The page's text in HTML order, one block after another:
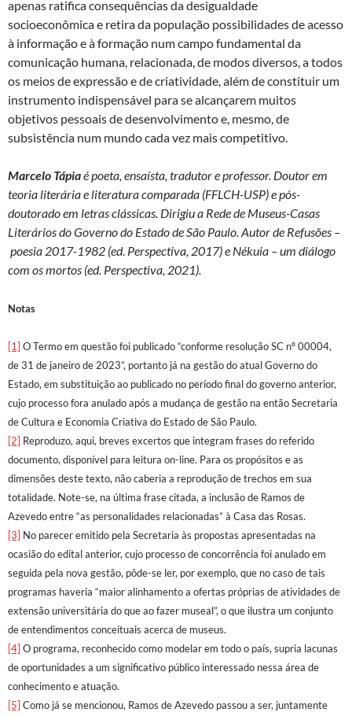
apenas ratifica consequências da desigualdade
socioeconômica e retira da população possibilidades de acesso
à informação e à formação num campo fundamental da
comunicação humana, relacionada, de modos diversos, a todos
os meios de expressão e de criatividade, além de constituir um
instrumento indispensável para se alcançarem muitos
objetivos pessoais de desenvolvimento e, mesmo, de
subsistência num mundo cada vez mais competitivo.
Marcelo Tápiaé poeta, ensaísta, tradutor e professor. Doutor em
teoria literária e literatura comparada (FFLCH-USP) e pós-
doutorado em letras clássicas. Dirigiu a Rede de Museus-Casas
Literários do Governo do Estado de São Paulo. Autor de Refusões –
poesia 2017-1982 (ed. Perspectiva, 2017) e Nékuia – um diálogo
com os mortos (ed. Perspectiva, 2021).
Notas
[1] O Termo em questão foi publicado “conforme resolução SC nº 00004,
de 31 de janeiro de 2023”, portanto já na gestão do atual Governo do
Estado, em substituição ao publicado no período final do governo anterior,
cujo processo fora anulado após a mudança de gestão na então Secretaria
de Cultura e Economia Criativa do Estado de São Paulo.
[2] Reproduzo, aqui, breves excertos que integram frases do referido
documento, disponível para leitura on-line. Para os propósitos e as
dimensões deste texto, não caberia a reprodução de trechos em sua
totalidade. Note-se, na última frase citada, a inclusão de Ramos de
Azevedo entre “as personalidades relacionadas” à Casa das Rosas.
[3] No parecer emitido pela Secretaria às propostas apresentadas na
ocasião do edital anterior, cujo processo de concorrência foi anulado em
seguida pela nova gestão, pôde-se ler, por exemplo, que no caso de tais
programas haveria “maior alinhamento a ofertas próprias de atividades de
extensão universitária do que ao fazer museal”, o que ilustra um conjunto
de entendimentos conceituais acerca de museus.
[4] O programa, reconhecido como modelar em todo o país, supria lacunas
de oportunidades a um significativo público interessado nessa área de
conhecimento e atuação.
[5] Como já se mencionou, Ramos de Azevedo passou a ser, juntamente